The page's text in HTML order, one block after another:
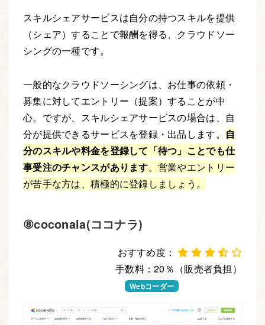
スキルシェアサービスは自分の持つスキルを提供
（シェア）することで報酬を得る、クラウドソー
シングの一種です。
一般的なクラウドソーシングは、お仕事の依頼・
募集に対してエントリー（提案）することが中
心。ですが、スキルシェアサービスの場合は、自
分が提供できるサービスを登録・出品します。 自
分のスキルや料金を登録して「待つ」ことでも仕
事受注のチャンスがあります。営業やエントリー
が苦手な方は、積極的に登録しましょう。
⑧coconala(ココナラ)
おすすめ度：
手数料：20％（販売者負担）
Webコーダー